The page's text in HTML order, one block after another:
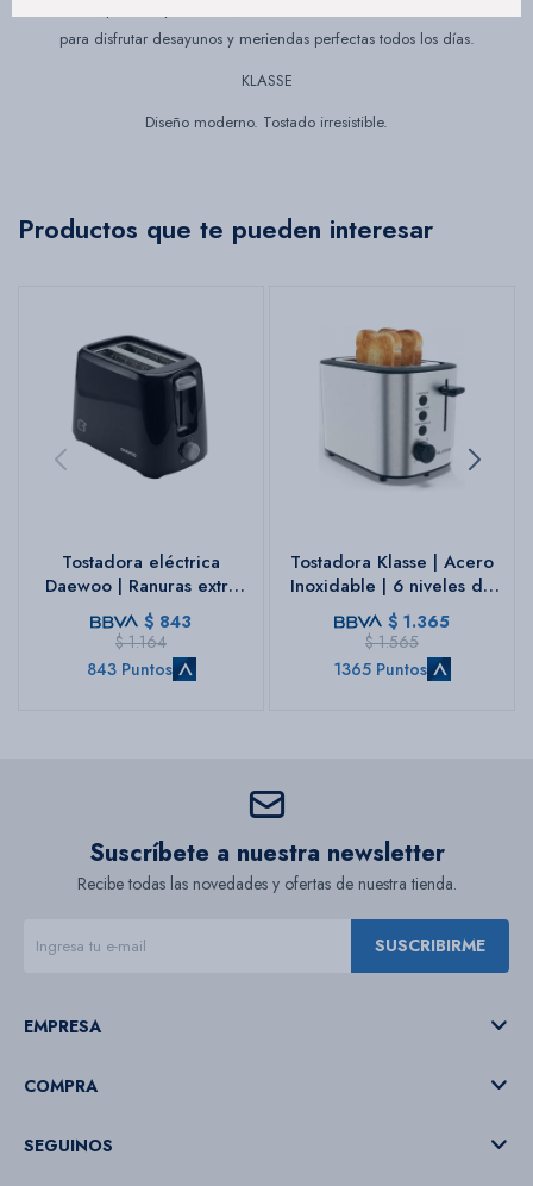
para disfrutar desayunos y meriendas perfectas todos los días.
KLASSE
Diseño moderno. Tostado irresistible.
Productos que te pueden interesar
Tostadora eléctrica
Daewoo | Ranuras extra
anchas | Color negro
$ 843
$ 1.164
843 Puntos
Tostadora Klasse | Acero
Inoxidable | 6 niveles de
tostado
$ 1.365
$ 1.565
1365 Puntos
Suscríbete a nuestra newsletter
Recibe todas las novedades y ofertas de nuestra tienda.
SUSCRIBIRME
EMPRESA
COMPRA
SEGUINOS